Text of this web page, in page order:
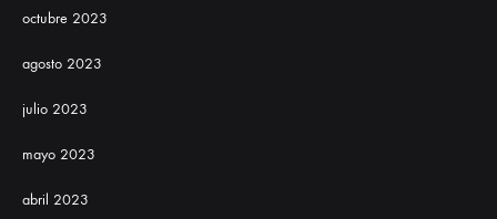
octubre 2023
agosto 2023
julio 2023
mayo 2023
abril 2023